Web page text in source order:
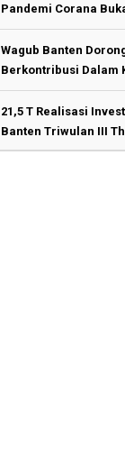
Pandemi Corana
Wagub Banten
Berkontribusi Dalam
21,5 T Realisasi
Banten Triwulan III